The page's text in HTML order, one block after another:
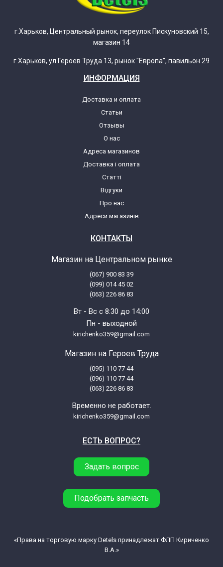
г.Харьков, Центральный рынок, переулок Пискуновский 15,
магазин 14
г.Харьков, ул.Героев Труда 13, рынок "Европа", павильон 29
ИНФОРМАЦИЯ
Доставка и оплата
Статьи
Отзывы
О нас
Адреса магазинов
Доставка і оплата
Статті
Відгуки
Про нас
Адреси магазинів
КОНТАКТЫ
Магазин на Центральном рынке
(067) 900 83 39
(099) 014 45 02
(063) 226 86 83
Вт - Вс с 8:30 до 14:00
Пн - выходной
kirichenko359@gmail.com
Магазин на Героев Труда
(095) 110 77 44
(096) 110 77 44
(063) 226 86 83
Временно не работает.
kirichenko359@gmail.com
ЕСТЬ ВОПРОС?
Задать вопрос
Подобрать запчасть
«Права на торговую марку Detels принадлежат ФЛП Кириченко
В.А.»